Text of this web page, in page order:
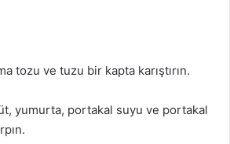
tozu ve tuzu bir kapta karıştırın.
yumurta, portakal suyu ve portakal